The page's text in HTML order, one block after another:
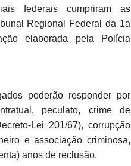
federais cumpriram as
Regional Federal da 1a
elaborada pela Polícia
poderão responder por
peculato, crime de
Lei 201/67), corrupção
e associação criminosa,
anos de reclusão.